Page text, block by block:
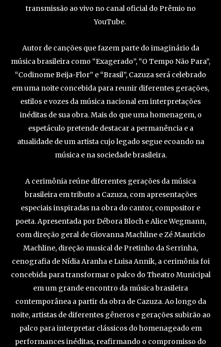
transmissão ao vivo no canal oficial do Prêmio no
YouTube.
Autor de canções que fazem parte do imaginário da
música brasileira como “Exagerado”, “O Tempo Não Para”,
“Codinome Beija-Flor” e “Brasil”, Cazuza será celebrado
em uma noite concebida para reunir diferentes gerações,
estilos e vozes da música nacional em interpretações
inéditas de sua obra. Mais do que uma homenagem, o
espetáculo pretende destacar a permanência e a
atualidade de um artista cujo legado segue ecoando na
música e na sociedade brasileira.
A cerimônia reúne diferentes gerações da música
brasileira em tributo a Cazuza, com apresentações
especiais inspiradas na obra do cantor, compositor e
poeta. Apresentada por Débora Bloch e Alice Wegmann,
com direção geral de Giovanna Machline e Zé Mauricio
Machline, direção musical de Pretinho da Serrinha,
cenografia de Nídia Aranha e Luisa Annik, a cerimônia foi
concebida para transformar o palco do Theatro Municipal
em um grande encontro da música brasileira
contemporânea a partir da obra de Cazuza. Ao longo da
noite, artistas de diferentes gêneros e gerações subirão ao
palco para interpretar clássicos do homenageado em
performances inéditas, reafirmando o compromisso do